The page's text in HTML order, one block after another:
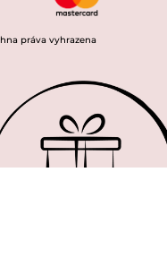
práva vyhrazena